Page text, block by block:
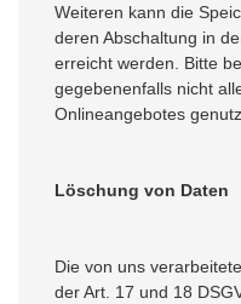
Weiteren kann die
deren Abschaltung in
erreicht werden. Bitte
gegebenenfalls nicht
Onlineangebotes
Löschung von Daten
Die von uns
der Art. 17 und 18